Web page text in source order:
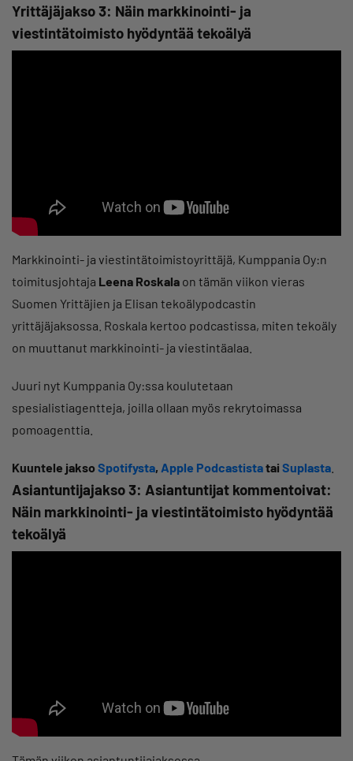
Yrittäjäjakso 3: Näin markkinointi- ja
viestintätoimisto hyödyntää tekoälyä
Markkinointi- ja viestintätoimistoyrittäjä, Kumppania Oy:n
toimitusjohtaja Leena Roskala on tämän viikon vieras
Suomen Yrittäjien ja Elisan tekoälypodcastin
yrittäjäjaksossa. Roskala kertoo podcastissa, miten tekoäly
on muuttanut markkinointi- ja viestintäalaa.
Juuri nyt Kumppania Oy:ssa koulutetaan
spesialistiagentteja, joilla ollaan myös rekrytoimassa
pomoagenttia.
Kuuntele jakso Spotifysta, Apple Podcastistatai Suplasta
Asiantuntijajakso 3: Asiantuntijat kommentoivat:
Näin markkinointi- ja viestintätoimisto hyödyntää
tekoälyä